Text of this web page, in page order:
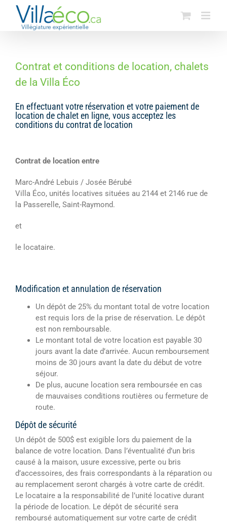
Passer
contenu
Contrat et conditions de location, chalets
de la Villa Éco
En effectuant votre réservation et votre paiement de
location de chalet en ligne, vous acceptez les
conditions du contrat de location
Contrat de location entre
Marc-André Lebuis / Josée Bérubé
Villa Éco, unités locatives situées au 2144 et 2146 rue de
la Passerelle, Saint-Raymond.
et
le locataire.
Modification et annulation de réservation
Un dépôt de 25% du montant total de votre location
est requis lors de la prise de réservation. Le dépôt
est non remboursable.
Le montant total de votre location est payable 30
jours avant la date d’arrivée. Aucun remboursement
moins de 30 jours avant la date du début de votre
séjour.
De plus, aucune location sera remboursée en cas
de mauvaises conditions routières ou fermeture de
route.
Dépôt de sécurité
Un dépôt de 500$ est exigible lors du paiement de la
balance de votre location. Dans l’éventualité d’un bris
causé à la maison, usure excessive, perte ou bris
d’accessoires, des frais correspondants à la réparation ou
au remplacement seront chargés à votre carte de crédit.
Le locataire a la responsabilité de l’unité locative durant
la période de location. Le dépôt de sécurité sera
remboursé automatiquement sur votre carte de crédit